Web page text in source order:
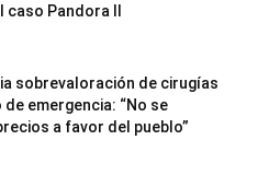
caso Pandora II
sobrevaloración de cirugías
emergencia: “No se
a favor del pueblo”